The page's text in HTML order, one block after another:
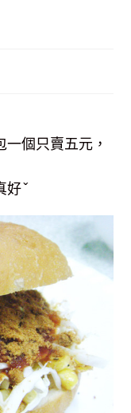
個只賣五元，
好ˇ